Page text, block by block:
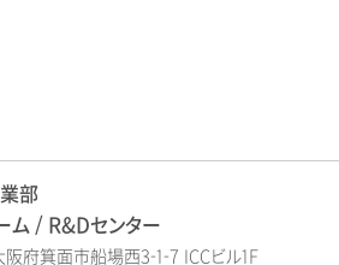
部
ム / R&Dセンター
府箕面市船場西3-1-7 ICCビル1F